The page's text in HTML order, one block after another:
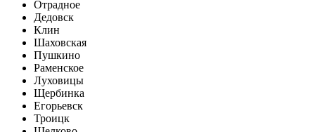
Отрадное
Дедовск
Клин
Шаховская
Пушкино
Раменское
Луховицы
Щербинка
Егорьевск
Троицк